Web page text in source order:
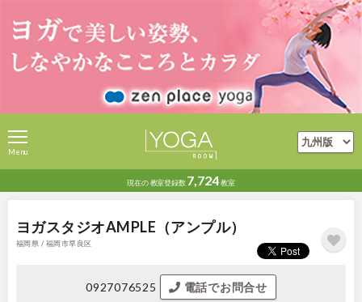
現在の教室登録数 7,724教室
Menu
ヨガスタジオAMPLE（アンプル）
福岡県 / 福岡市早良区
0927076525 電話でお問合せ